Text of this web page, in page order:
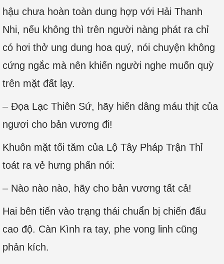
hậu chưa hoàn toàn dung hợp với Hải Thanh
Nhi, nếu không thì trên người nàng phát ra chỉ
có hơi thở ung dung hoa quý, nói chuyện không
cứng ngắc mà nên khiến người nghe muốn quỳ
trên mặt đất lạy.
– Đọa Lạc Thiên Sứ, hãy hiến dâng máu thịt của
ngươi cho bản vương đi!
Khuôn mặt tối tăm của Lộ Tây Pháp Trận Thỉ
toát ra vẻ hưng phấn nói:
– Nào nào nào, hãy cho bản vương tất cả!
Hai bên tiến vào trạng thái chuẩn bị chiến đấu
cao độ. Càn Kình ra tay, phe vong linh cũng
phản kích.